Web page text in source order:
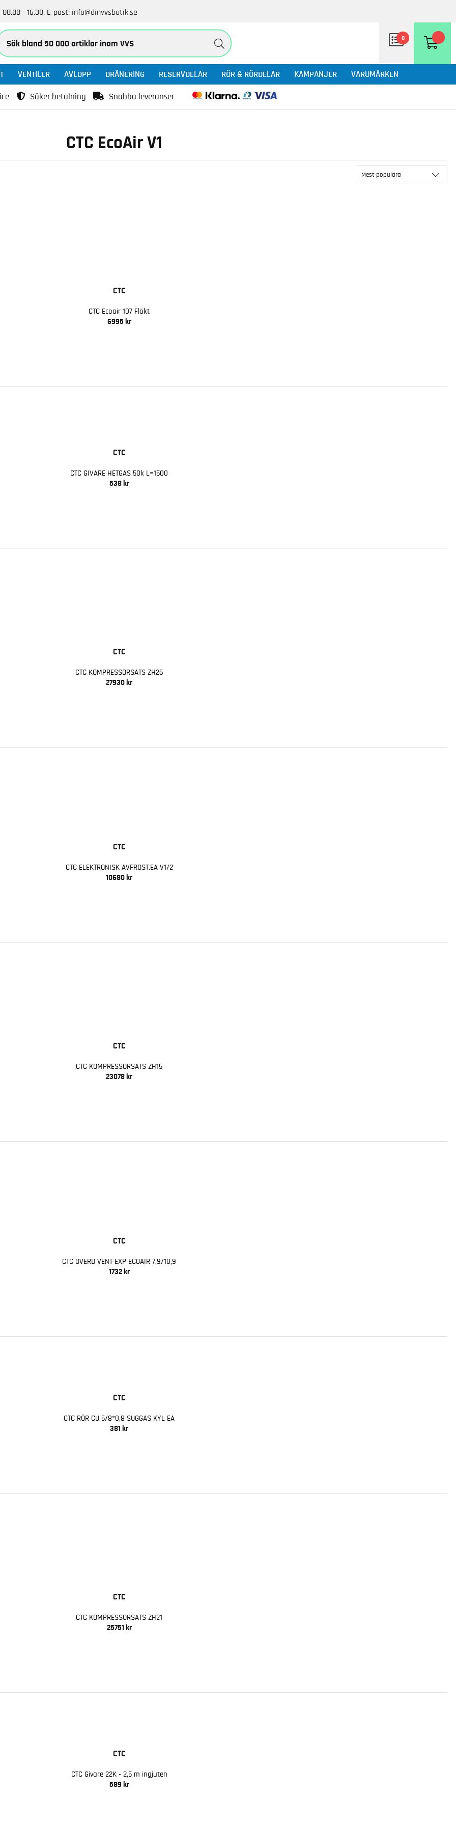
- 16.30. E-post: info@dinvvsbutik.se
0
VENTILER AVLOPP DRÄNERING RESERVDELAR RÖR & RÖRDELAR KAMPANJER VARUMÄRKEN
Säker betalning Snabba leveranser
CTC EcoAir V1
Mest populära
CTC
CTC Ecoair 107 Fläkt
6995 kr
CTC
CTC GIVARE HETGAS 50k L=1500
538 kr
CTC
CTC KOMPRESSORSATS ZH26
27930 kr
CTC
CTC ELEKTRONISK AVFROST.EA V1/2
10680 kr
CTC
CTC KOMPRESSORSATS ZH15
23078 kr
CTC
CTC ÖVERD VENT EXP ECOAIR 7,9/10,9
1732 kr
CTC
CTC RÖR CU 5/8*0,8 SUGGAS KYL EA
381 kr
CTC
CTC KOMPRESSORSATS ZH21
25751 kr
CTC
CTC Givare 22K - 2,5 m ingjuten
589 kr